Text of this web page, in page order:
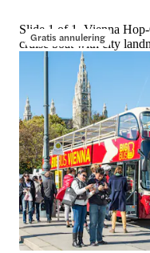
Gratis annulering
Slide 1 of 1, Vienna
cruise boat with city